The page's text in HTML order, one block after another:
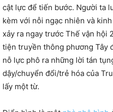
cật lực để tiến bước. Người ta
kèm với nỗi ngạc nhiên và
xảy ra ngay trước Thế vận hội
tiện truyền thông phương Tây
nỗ lực phô ra những lời tán
dậy/chuyển đổi/trẻ hóa của
lấy một từ.